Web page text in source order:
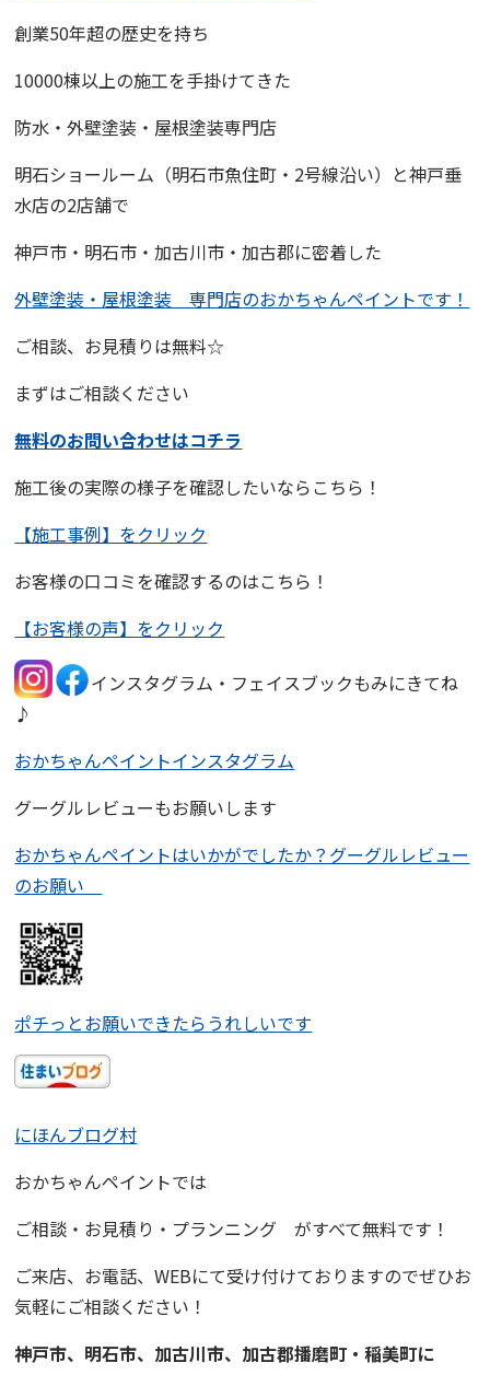
創業50年超の歴史を持ち
10000棟以上の施工を手掛けてきた
防水・外壁塗装・屋根塗装専門店
明石ショールーム （明石市魚住町・2号線沿い）と神戸垂
水店の2店舗で
神戸市・明石市・加古川市・加古郡に密着した
外壁塗装・屋根塗装 専門店のおかちゃんペイントです！
ご相談、お見積りは無料☆
まずはご相談ください
無料のお問い合わせはコチラ
施工後の実際の様子を確認したいならこちら！
【施工事例】をクリック
お客様の口コミを確認するのはこちら！
【お客様の声】をクリック
インスタグラム・フェイスブックもみにきてね
♪
おかちゃんペイントインスタグラム
グーグルレビューもお願いします
おかちゃんペイントはいかがでしたか？グーグルレビュー
のお願い
ポチっとお願いできたらうれしいです
にほんブログ村
おかちゃんペイントでは
ご相談・お見積り・プランニング
がすべて無料です！
ご来店、お電話、WEBにて受け付けておりますのでぜひお
気軽にご相談ください！
神戸市、明石市、加古川市、 加古郡播磨町・稲美町に